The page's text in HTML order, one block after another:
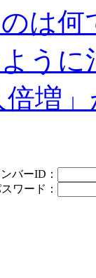
は何
うに
増
ンバーID：
ワード：